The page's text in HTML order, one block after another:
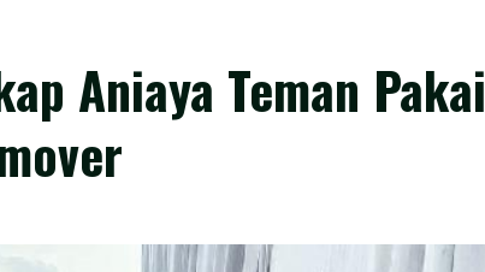
Aniaya Teman Pakai